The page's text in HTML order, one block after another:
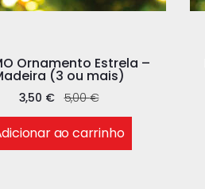
Ornamento Estrela –
(3 ou mais)
5,00€
3,50 €
ao carrinho